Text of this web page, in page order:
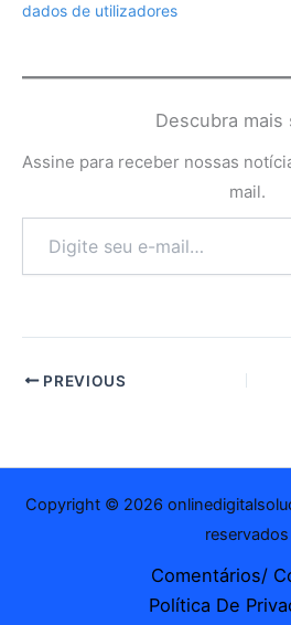
dados de utilizadores
Descubra mais
Assine para receber nossas
mail.
e-
PREVIOUS
Copyright © 2026
reservados
Comentários/
Política De